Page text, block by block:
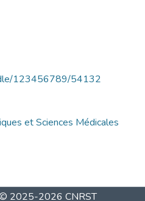
123456789/54132
et Sciences Médicales
2025-2026 CNRST